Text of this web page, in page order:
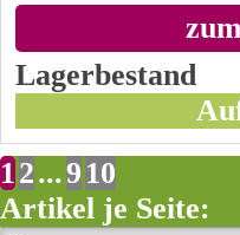
Lagerbestand
12...9 10
Artikel je Seite: